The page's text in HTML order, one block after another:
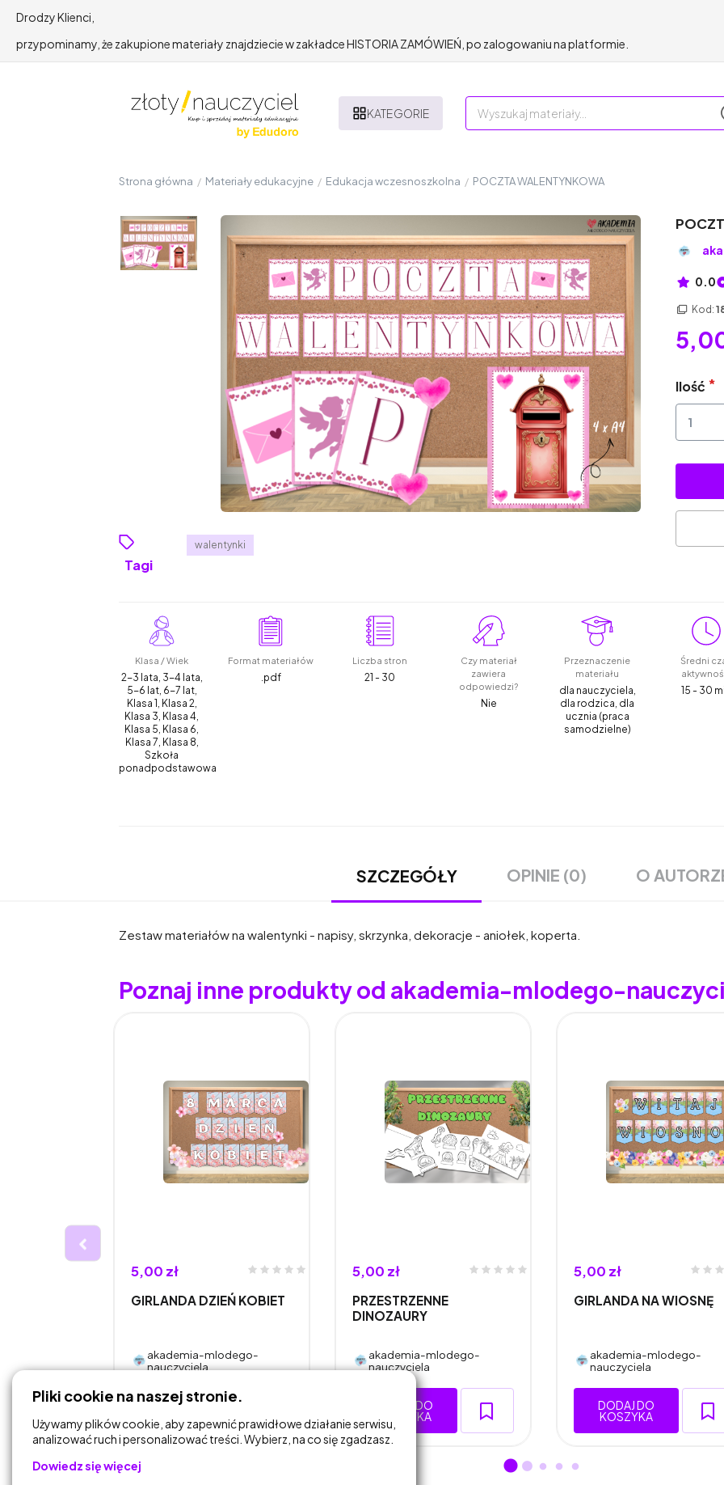
Drodzy Klienci,
przypominamy, że zakupione materiały znajdziecie w zakładce HISTORIA ZAMÓWIEŃ, po zalogowaniu na platformie.
KATEGORIE
Strona główna / Materiały edukacyjne / Edukacja wczesnoszkolna / POCZTA WALENTYNKOWA
Tagi
walentynki
0.0
Kod:
Ilość
Klasa / Wiek
2-3 lata, 3-4 lata,
5-6 lat, 6-7 lat,
Klasa 1, Klasa 2,
Klasa 3, Klasa 4,
Klasa 5, Klasa 6,
Klasa 7, Klasa 8,
Szkoła
ponadpodstawowa
Format materiałów
.pdf
Liczba stron
21 - 30
Czy materiał
zawiera
odpowiedzi?
Nie
Przeznaczenie
materiału
dla nauczyciela,
dla rodzica, dla
ucznia (praca
samodzielne)
Średni
15 - 30
SZCZEGÓŁY OPINIE (0) O
Zestaw materiałów na walentynki - napisy, skrzynka, dekoracje - aniołek, koperta.
Poznaj inne produkty od akademia-mlodego-
5,00 zł
GIRLANDA DZIEŃ KOBIET
akademia-mlodego-
nauczyciela
DODAJ DO
KOSZYKA
5,00 zł
PRZESTRZENNE
DINOZAURY
akademia-mlodego-
nauczyciela
DODAJ DO
KOSZYKA
5,00 zł
GIRLANDA NA WIOSNĘ
akademia-mlodego-
nauczyciela
DODAJ DO
KOSZYKA
Pliki cookie na naszej stronie.
Używamy plików cookie, aby zapewnić prawidłowe działanie serwisu,
analizować ruch i personalizować treści. Wybierz, na co się zgadzasz.
Dowiedz się więcej